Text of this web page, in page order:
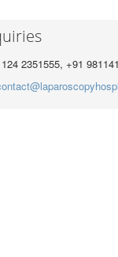
2351555, +91